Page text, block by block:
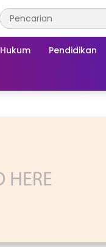
Hukum Pendidikan